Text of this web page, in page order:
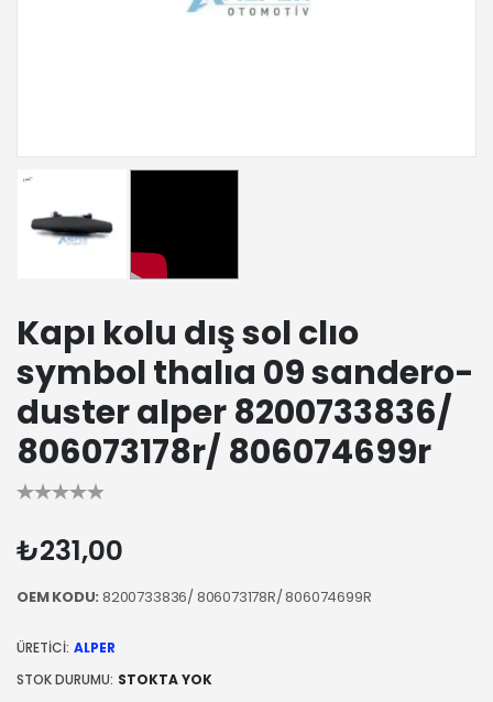
Kapı kolu dış sol clıo
symbol thalıa 09 sandero-
duster alper 8200733836/
806073178r/ 806074699r
₺231,00
OEM KODU:8200733836/ 806073178R/ 806074699R
ÜRETICI: ALPER
STOK DURUMU: STOKTA YOK